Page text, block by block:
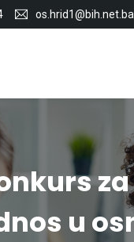
os.hrid1@bih.net.ba
u